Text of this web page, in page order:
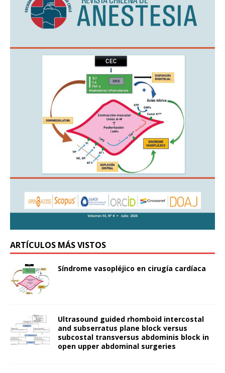
ARTÍCULOS MÁS VISTOS
Síndrome vasopléjico en cirugía cardíaca
Ultrasound guided rhomboid intercostal
and subserratus plane block versus
subcostal transversus abdominis block in
open upper abdominal surgeries